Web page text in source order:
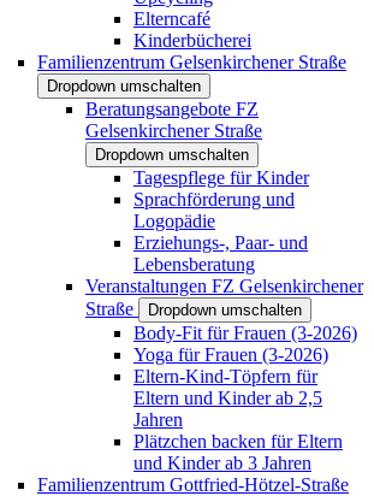
Elterncafé
Kinderbücherei
Familienzentrum Gelsenkirchener Straße
Dropdown umschalten
Beratungsangebote FZ
Gelsenkirchener Straße
Dropdown umschalten
Tagespflege für Kinder
Sprachförderung und
Logopädie
Erziehungs-, Paar- und
Lebensberatung
Veranstaltungen FZ Gelsenkirchener
Straße
Dropdown umschalten
Body-Fit für Frauen (3-2026)
Yoga für Frauen (3-2026)
Eltern-Kind-Töpfern für
Eltern und Kinder ab 2,5
Jahren
Plätzchen backen für Eltern
und Kinder ab 3 Jahren
Familienzentrum Gottfried-Hötzel-Straße